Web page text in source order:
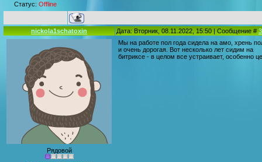
Статус: Offline
nickola1schatoxin Дата: Вторник, 08.11.2022, 15:50 | Сообщение #3
Рядовой
Мы на работе пол года сидела на амо, хрень
и очень дорогая. Вот несколько лет сидим на
битриксе - в целом все устраивает, особенно